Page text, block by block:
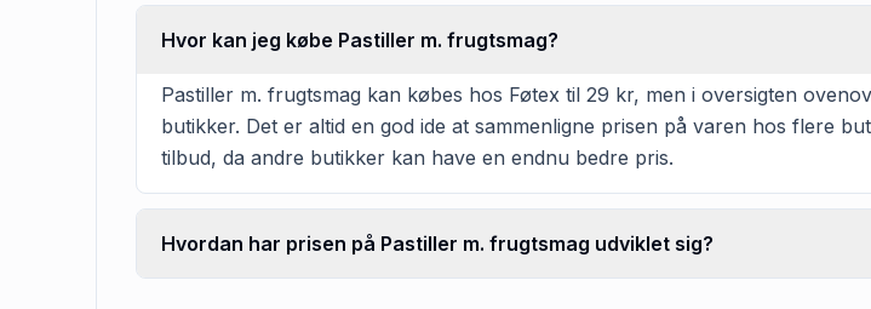
Hvor kan jeg købe Pastiller m. frugtsmag?
Pastiller m. frugtsmag kan købes hos Føtex til 29 kr, men i oversigten
butikker. Det er altid en god ide at sammenligne prisen på varen hos flere
tilbud, da andre butikker kan have en endnu bedre pris.
Hvordan har prisen på Pastiller m. frugtsmag udviklet sig?